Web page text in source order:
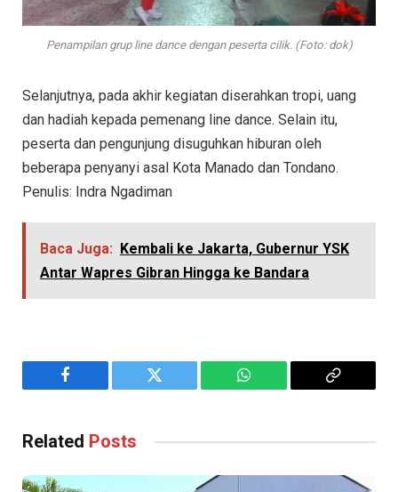
Penampilan grup line dance dengan peserta cilik. (Foto: dok)
Selanjutnya, pada akhir kegiatan diserahkan tropi, uang
dan hadiah kepada pemenang line dance. Selain itu,
peserta dan pengunjung disuguhkan hiburan oleh
beberapa penyanyi asal Kota Manado dan Tondano.
Penulis: Indra Ngadiman
Baca Juga: Kembali ke Jakarta, Gubernur YSK
Antar Wapres Gibran Hingga ke Bandara
Facebook Twitter WhatsApp
Copy
Related Posts